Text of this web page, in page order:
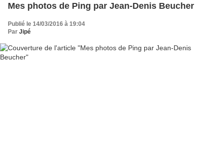
Mes photos de Ping par Jean-Denis Beucher
Publié le 14/03/2016 à 19:04
Par Jipé